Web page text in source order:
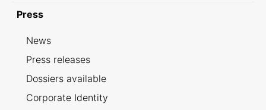
Press
News
Press releases
Dossiers available
Corporate Identity